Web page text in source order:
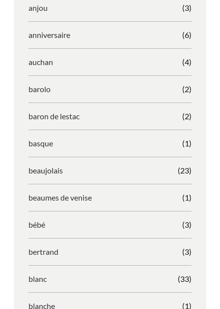
anjou (3)
anniversaire (6)
auchan (4)
barolo (2)
baron de lestac (2)
basque (1)
beaujolais (23)
beaumes de venise (1)
bébé (3)
bertrand (3)
blanc (33)
blanche (1)